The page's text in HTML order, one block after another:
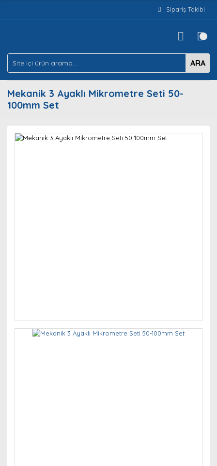
Sipariş Takibi
ARA
Mekanik 3 Ayaklı Mikrometre Seti 50-
100mm Set